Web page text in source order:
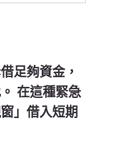
足夠資金，
在這種緊急
」借入短期